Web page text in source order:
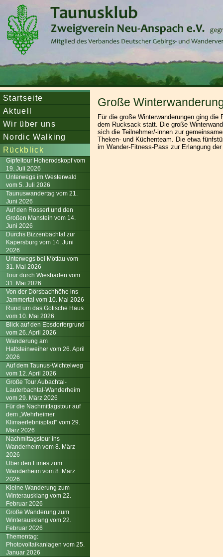
Startseite
Aktuell
Wir über uns
Nordic Walking
Rückblick
Gipfeltour Hoherodskopf vom
19. Juli 2026
Unterwegs im Westerwald
vom 5. Juli 2026
Taunuswandertag vom 21.
Juni 2026
Auf den Rossert und den
Großen Manstein vom 14.
Juni 2026
Durchs Bizzenbachtal zur
Kapersburg vom 14. Juni
2026
Unterwegs bei Möttau vom
31. Mai 2026
Tour durch Wiesbaden vom
31. Mai 2026
Von der Dörsbachhöhe ins
Jammertal vom 10. Mai 2026
Rund um das Gotische Haus
vom 10. Mai 2026
Blick auf den Ebsdorfergrund
vom 26. April 2026
Wanderung am
Hattsteinweiher vom 26. April
2026
Auf dem Taunus-Wichtelweg
vom 12. April 2026
Große Tour Aubachtal-
Lauterbachtal-Wanderheim
vom 29. März 2026
Für die Nachmittagstour auf
dem „Wehrheimer
Klimaerlebnispfad“ vom 29.
März 2026
Nachmittagstour ins
Wanderheim vom 8. März
2026
Über den Limes zum
Wanderheim vom 8. März
2026
Kleine Wanderung zum
Winterausklang vom 22.
Februar 2026
Große Wanderung zum
Winterausklang vom 22.
Februar 2026
Thementag:
Photovoltaikanlagen vom 25.
Januar 2026
Große
Für die große Winterwanderungen ging
dem Rucksack statt. Die große
sich die Teilnehmer/-innen zur
Theken- und Küchenteam. Die etwa
im Wander-Fitness-Pass zur Erlangung